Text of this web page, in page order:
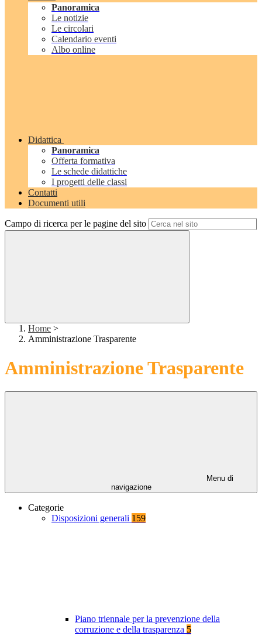
Panoramica
Le notizie
Le circolari
Calendario eventi
Albo online
Didattica
Panoramica
Offerta formativa
Le schede didattiche
I progetti delle classi
Contatti
Documenti utili
Campo di ricerca per le pagine del sito
Home >
Amministrazione Trasparente
Amministrazione Trasparente
Menu di
navigazione
Categorie
Disposizioni generali 159
Piano triennale per la prevenzione della
corruzione e della trasparenza 5